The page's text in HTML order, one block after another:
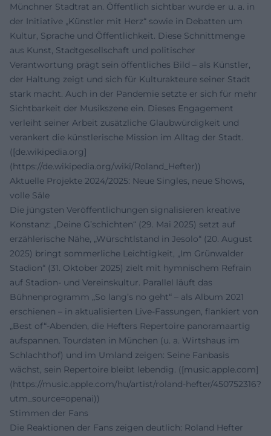
Münchner Stadtrat an. Öffentlich sichtbar wurde er u. a. in
der Initiative „Künstler mit Herz“ sowie in Debatten um
Kultur, Sprache und Öffentlichkeit. Diese Schnittmenge
aus Kunst, Stadtgesellschaft und politischer
Verantwortung prägt sein öffentliches Bild – als Künstler,
der Haltung zeigt und sich für Kulturakteure seiner Stadt
stark macht. Auch in der Pandemie setzte er sich für mehr
Sichtbarkeit der Musikszene ein. Dieses Engagement
verleiht seiner Arbeit zusätzliche Glaubwürdigkeit und
verankert die künstlerische Mission im Alltag der Stadt.
([de.wikipedia.org]
(https://de.wikipedia.org/wiki/Roland_Hefter))
Aktuelle Projekte 2024/2025: Neue Singles, neue Shows,
volle Säle
Die jüngsten Veröffentlichungen signalisieren kreative
Konstanz: „Deine G’schichten“ (29. Mai 2025) setzt auf
erzählerische Nähe, „Würschtlstand in Jesolo“ (20. August
2025) bringt sommerliche Leichtigkeit, „Im Grünwalder
Stadion“ (31. Oktober 2025) zielt mit hymnischem Refrain
auf Stadion- und Vereinskultur. Parallel läuft das
Bühnenprogramm „So lang’s no geht“ – als Album 2021
erschienen – in aktualisierten Live-Fassungen, flankiert von
„Best of“-Abenden, die Hefters Repertoire panoramaartig
aufspannen. Tourdaten in München (u. a. Wirtshaus im
Schlachthof) und im Umland zeigen: Seine Fanbasis
wächst, sein Repertoire bleibt lebendig. ([music.apple.com]
(https://music.apple.com/hu/artist/roland-hefter/450752316?
utm_source=openai))
Stimmen der Fans
Die Reaktionen der Fans zeigen deutlich: Roland Hefter